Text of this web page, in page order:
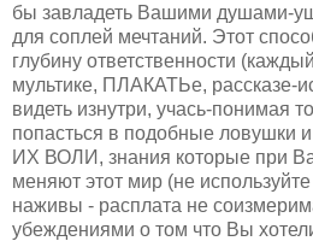
бы завладеть Вашими душами-
для соплей мечтаний. Этот
глубину ответственности
мультике, ПЛАКАТЬе, рассказе-
видеть изнутри, учась-понимая
попасться в подобные ловушки
ИХ ВОЛИ, знания которые при
меняют этот мир (не используйте
наживы - расплата не
убеждениями о том что Вы